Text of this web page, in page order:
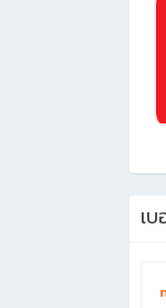
เ